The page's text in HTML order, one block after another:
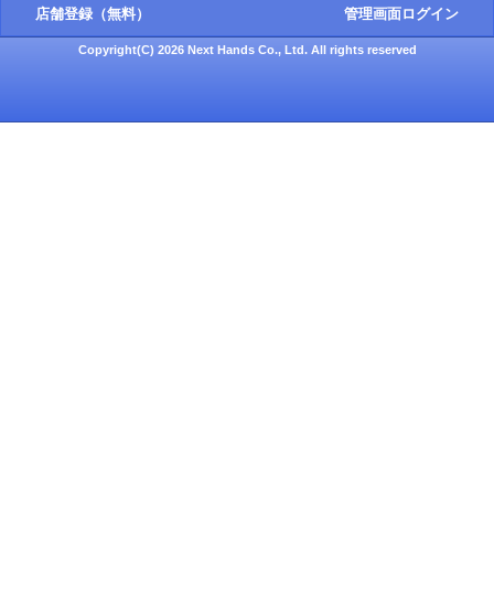
店舗登録（無料） 管理画面ログイン
Copyright(C) 2026 Next Hands Co., Ltd. All rights reserved